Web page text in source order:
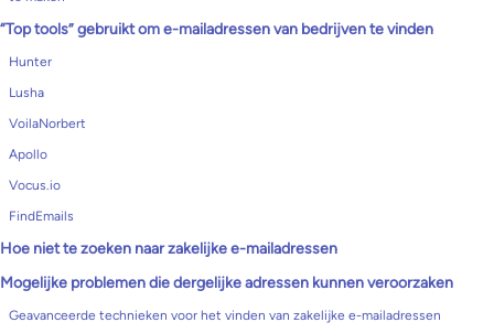
“Top tools” gebruikt om e-mailadressen van bedrijven te vinden
Hunter
Lusha
VoilaNorbert
Apollo
Vocus.io
FindEmails
Hoe niet te zoeken naar zakelijke e-mailadressen
Mogelijke problemen die dergelijke adressen kunnen veroorzaken
Geavanceerde technieken voor het vinden van zakelijke e-mailadressen